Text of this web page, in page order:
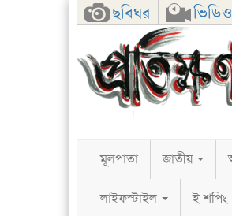
ছবিঘর ভিডিও
FacebookTwitterGoogle+
মূলপাতা জাতীয়
লাইফস্টাইল ই-শপিং